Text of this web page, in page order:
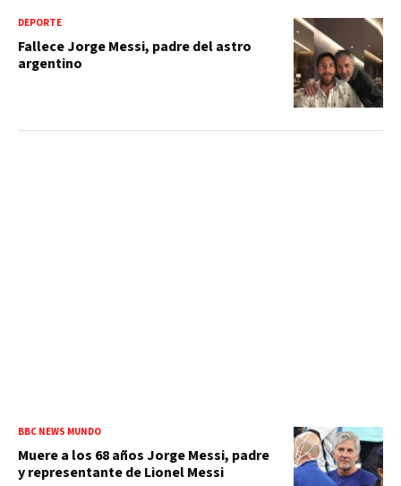
DEPORTE
Fallece Jorge Messi, padre del astro
argentino
BBC NEWS MUNDO
Muere a los 68 años Jorge Messi, padre
y representante de Lionel Messi